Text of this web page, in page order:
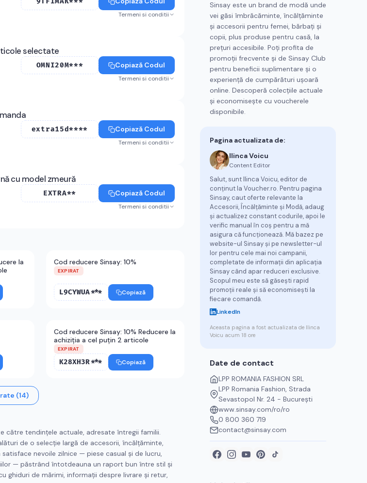
Termeni si conditii
selectate
OMNI20M*** Copiază Codul
Termeni si conditii
extra15d**** Copiază Codul
Termeni si conditii
cu model zmeură
EXTRA** Copiază Codul
Termeni si conditii
la
Cod reducere Sinsay: 10%
EXPIRAT
L9CYWUA*** Copiază
Cod reducere Sinsay: 10% Reducere la
achiziția a cel puțin 2 articole
EXPIRAT
K28XH3R*** Copiază
(14)
către tendințele actuale, adresate întregii familii.
de o selecție largă de accesorii, încălțăminte,
nevoile zilnice — piese casual și de lucru,
— păstrând întotdeauna un raport bun între stil și
ghiduri de mărimi, informații despre livrare și retur,
Sinsay este un brand de modă unde
vei găsi îmbrăcăminte, încălțăminte
și accesorii pentru femei, bărbați și
copii, plus produse pentru casă, la
prețuri accesibile. Poți profita de
promoții frecvente și de Sinsay Club
pentru beneficii suplimentare și o
experiență de cumpărături ușoară
online. Descoperă colecțiile actuale
și economisește cu voucherele
disponibile.
Pagina actualizata de:
Ilinca Voicu
Content Editor
Salut, sunt Ilinca Voicu, editor de
conținut la Voucher.ro. Pentru pagina
Sinsay, caut oferte relevante la
Accesorii, Încălțăminte și Modă, adaug
și actualizez constant codurile, apoi le
verific manual în coș pentru a mă
asigura că funcționează. Mă bazez pe
website-ul Sinsay și pe newsletter-ul
lor pentru cele mai noi campanii,
completate de informații din aplicația
Sinsay când apar reduceri exclusive.
Scopul meu este să găsești rapid
promoții reale și să economisești la
fiecare comandă.
LinkedIn
Aceasta pagina a fost actualizata de Ilinca
Voicu acum 18 ore
Date de contact
LPP ROMANIA FASHION SRL
LPP Romania Fashion, Strada
Sevastopol Nr. 24 - București
www.sinsay.com/ro/ro
0 800 360 719
contact@sinsay.com